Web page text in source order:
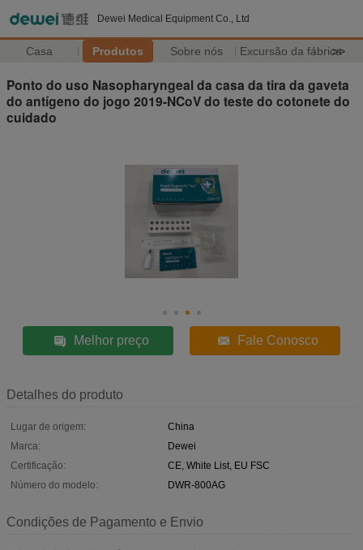
Dewei Medical Equipment Co., Ltd
Casa Produtos Sobre nós Excursão da fábrica
>>
Ponto do uso Nasopharyngeal da casa da tira da gaveta
do antígeno do jogo 2019-NCoV do teste do cotonete do
cuidado
Melhor preço Fale Conosco
Detalhes do produto
Lugar de origem:
China
Marca:
Dewei
Certificação:
CE, White List, EU FSC
Número do modelo:
DWR-800AG
Condições de Pagamento e Envio